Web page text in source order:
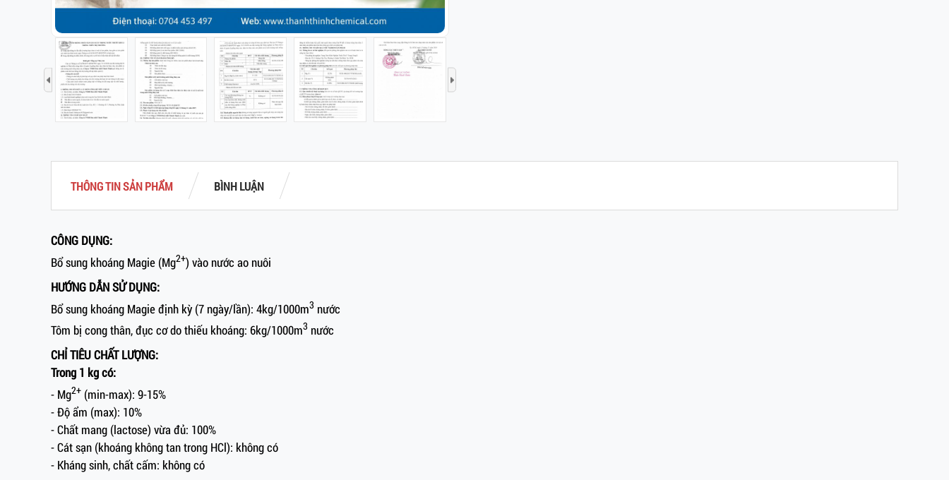
›
THÔNG TIN SẢN PHẨM BÌNH LUẬN
CÔNG DỤNG:
Bổ sung khoáng Magie (Mg2+) vào nước ao nuôi
HƯỚNG DẪN SỬ DỤNG:
Bổ sung khoáng Magie định kỳ (7 ngày/lần): 4kg/1000m3 nước
Tôm bị cong thân, đục cơ do thiếu khoáng: 6kg/1000m3 nước
CHỈ TIÊU CHẤT LƯỢNG:
Trong 1 kg có:
- Mg2+ (min-max): 9-15%
- Độ ẩm (max): 10%
- Chất mang (lactose) vừa đủ: 100%
- Cát sạn (khoáng không tan trong HCl): không có
- Kháng sinh, chất cấm: không có